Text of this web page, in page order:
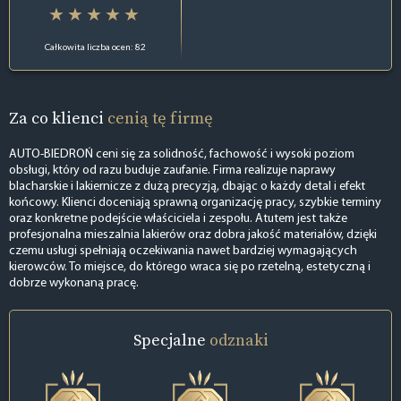
Całkowita liczba ocen: 82
Za co klienci cenią tę firmę
AUTO-BIEDROŃ ceni się za solidność, fachowość i wysoki poziom
obsługi, który od razu buduje zaufanie. Firma realizuje naprawy
blacharskie i lakiernicze z dużą precyzją, dbając o każdy detal i efekt
końcowy. Klienci doceniają sprawną organizację pracy, szybkie terminy
oraz konkretne podejście właściciela i zespołu. Atutem jest także
profesjonalna mieszalnia lakierów oraz dobra jakość materiałów, dzięki
czemu usługi spełniają oczekiwania nawet bardziej wymagających
kierowców. To miejsce, do którego wraca się po rzetelną, estetyczną i
dobrze wykonaną pracę.
Specjalne odznaki